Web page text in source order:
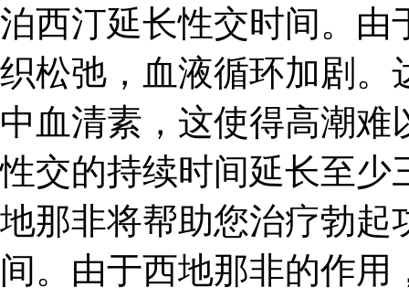
泊西汀延长性交时间。由
织松弛，血液循环加剧。
中血清素，这使得高潮
性交的持续时间延长至少
地那非将帮助您治疗勃起
间。由于西地那非的作